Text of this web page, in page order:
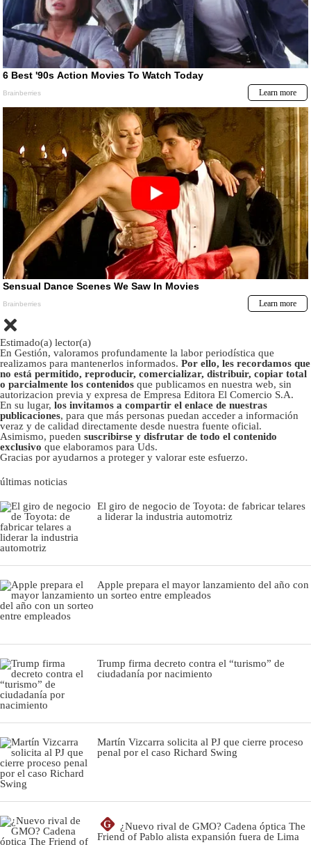
Estimado(a) lector(a)
En Gestión, valoramos profundamente la labor periodística que
realizamos para mantenerlos informados. Por ello, les recordamos que
no está permitido, reproducir, comercializar, distribuir, copiar total
o parcialmente los contenidos que publicamos en nuestra web, sin
autorizacion previa y expresa de Empresa Editora El Comercio S.A.
En su lugar, los invitamos a compartir el enlace de nuestras
publicaciones, para que más personas puedan acceder a información
veraz y de calidad directamente desde nuestra fuente oficial.
Asimismo, pueden suscribirse y disfrutar de todo el contenido
exclusivo que elaboramos para Uds.
Gracias por ayudarnos a proteger y valorar este esfuerzo.
últimas noticias
El giro de negocio de Toyota: de fabricar telares
a liderar la industria automotriz
Apple prepara el mayor lanzamiento del año con
un sorteo entre empleados
Trump firma decreto contra el “turismo” de
ciudadanía por nacimiento
Martín Vizcarra solicita al PJ que cierre proceso
penal por el caso Richard Swing
G
¿Nuevo rival de GMO? Cadena óptica The
Friend of Pablo alista expansión fuera de Lima